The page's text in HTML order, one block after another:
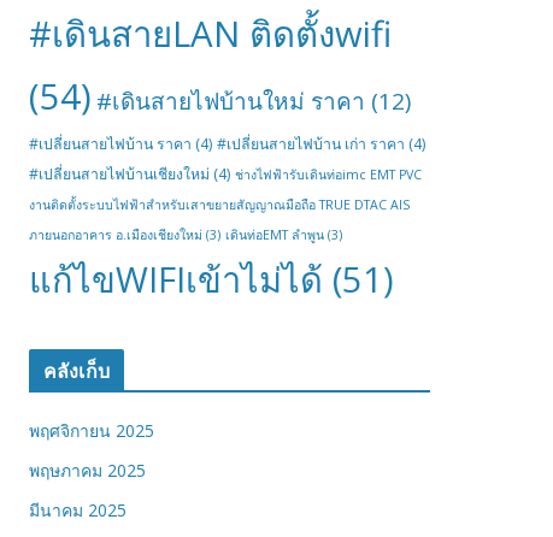
#เดินสายLAN ติดตั้งwifi
(54) #เดินสายไฟบ้านใหม่ ราคา (12)
#เปลี่ยนสายไฟบ้าน ราคา (4) #เปลี่ยนสายไฟบ้าน เก่า ราคา (4)
#เปลี่ยนสายไฟบ้านเชียงใหม่ (4) ช่างไฟฟ้ารับเดินท่อimc EMT PVC
งานติดตั้งระบบไฟฟ้าสำหรับเสาขยายสัญญาณมือถือ TRUE DTAC AIS
ภายนอกอาคาร อ.เมืองเชียงใหม่ (3) เดินท่อEMT ลำพูน (3)
แก้ไขWIFIเข้าไม่ได้ (51)
คลังเก็บ
พฤศจิกายน 2025
พฤษภาคม 2025
มีนาคม 2025